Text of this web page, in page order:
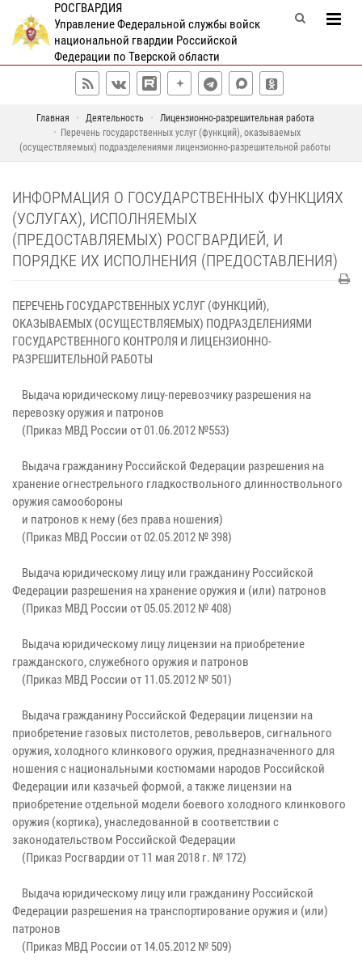
РОСГВАРДИЯ
Управление Федеральной службы войск
национальной гвардии Российской
Федерации по Тверской области
Главная Деятельность
Лицензионно-разрешительная работа
Перечень государственных услуг (функций), оказываемых
(осуществляемых) подразделениями лицензионно-разрешительной работы
ИНФОРМАЦИЯ О ГОСУДАРСТВЕННЫХ ФУНКЦИЯХ
(УСЛУГАХ), ИСПОЛНЯЕМЫХ
(ПРЕДОСТАВЛЯЕМЫХ) РОСГВАРДИЕЙ, И
ПОРЯДКЕ ИХ ИСПОЛНЕНИЯ (ПРЕДОСТАВЛЕНИЯ)
ПЕРЕЧЕНЬ ГОСУДАРСТВЕННЫХ УСЛУГ (ФУНКЦИЙ),
ОКАЗЫВАЕМЫХ (ОСУЩЕСТВЛЯЕМЫХ) ПОДРАЗДЕЛЕНИЯМИ
ГОСУДАРСТВЕННОГО КОНТРОЛЯ И ЛИЦЕНЗИОННО-
РАЗРЕШИТЕЛЬНОЙ РАБОТЫ
Выдача юридическому лицу-перевозчику разрешения на
перевозку оружия и патронов
(Приказ МВД России от 01.06.2012 №553)
Выдача гражданину Российской Федерации разрешения на
хранение огнестрельного гладкоствольного длинноствольного
оружия самообороны
и патронов к нему (без права ношения)
(Приказ МВД России от 02.05.2012 № 398)
Выдача юридическому лицу или гражданину Российской
Федерации разрешения на хранение оружия и (или) патронов
(Приказ МВД России от 05.05.2012 № 408)
Выдача юридическому лицу лицензии на приобретение
гражданского, служебного оружия и патронов
(Приказ МВД России от 11.05.2012 № 501)
Выдача гражданину Российской Федерации лицензии на
приобретение газовых пистолетов, револьверов, сигнального
оружия, холодного клинкового оружия, предназначенного для
ношения с национальными костюмами народов Российской
Федерации или казачьей формой, а также лицензии на
приобретение отдельной модели боевого холодного клинкового
оружия (кортика), унаследованной в соответствии с
законодательством Российской Федерации
(Приказ Росгвардии от 11 мая 2018 г. № 172)
Выдача юридическому лицу или гражданину Российской
Федерации разрешения на транспортирование оружия и (или)
патронов
(Приказ МВД России от 14.05.2012 № 509)